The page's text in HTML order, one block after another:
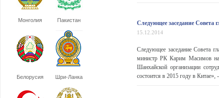
Монголия Пакистан
Белорусия Шри-Ланка
Следующее заседание Совета
15.12.2014
Следующее заседание Совета
министр РК Карим Масимов на
Шанхайской организации
состоится в 2015 году в